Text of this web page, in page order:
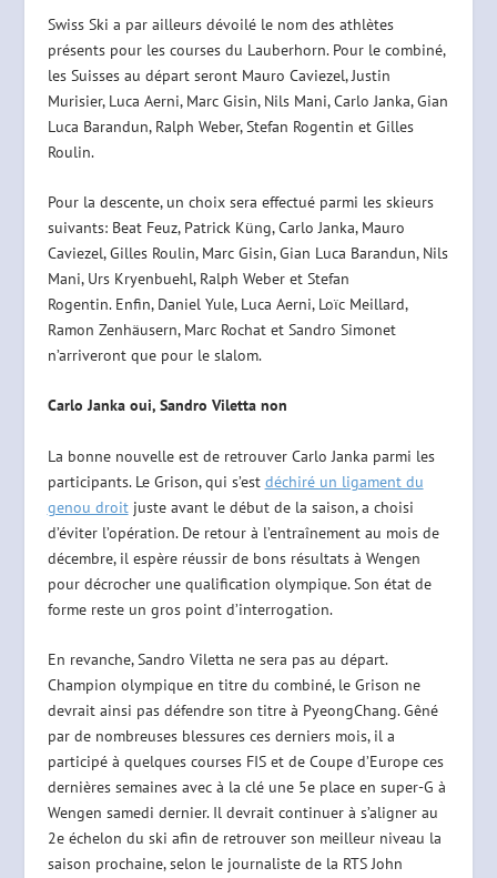
Swiss Ski a par ailleurs dévoilé le nom des athlètes
présents pour les courses du Lauberhorn. Pour le combiné,
les Suisses au départ seront Mauro Caviezel, Justin
Murisier, Luca Aerni, Marc Gisin, Nils Mani, Carlo Janka, Gian
Luca Barandun, Ralph Weber, Stefan Rogentin et Gilles
Roulin.
Pour la descente, un choix sera effectué parmi les skieurs
suivants: Beat Feuz, Patrick Küng, Carlo Janka, Mauro
Caviezel, Gilles Roulin, Marc Gisin, Gian Luca Barandun, Nils
Mani, Urs Kryenbuehl, Ralph Weber et Stefan
Rogentin. Enfin, Daniel Yule, Luca Aerni, Loïc Meillard,
Ramon Zenhäusern, Marc Rochat et Sandro Simonet
n’arriveront que pour le slalom.
Carlo Janka oui, Sandro Viletta non
La bonne nouvelle est de retrouver Carlo Janka parmi les
participants. Le Grison, qui s’est déchiré un ligament du
genou droitjuste avant le début de la saison, a choisi
d’éviter l’opération. De retour à l’entraînement au mois de
décembre, il espère réussir de bons résultats à Wengen
pour décrocher une qualification olympique. Son état de
forme reste un gros point d’interrogation.
En revanche, Sandro Viletta ne sera pas au départ.
Champion olympique en titre du combiné, le Grison ne
devrait ainsi pas défendre son titre à PyeongChang. Gêné
par de nombreuses blessures ces derniers mois, il a
participé à quelques courses FIS et de Coupe d’Europe ces
dernières semaines avec à la clé une 5e place en super-G à
Wengen samedi dernier. Il devrait continuer à s’aligner au
2e échelon du ski afin de retrouver son meilleur niveau la
saison prochaine, selon le journaliste de la RTS John